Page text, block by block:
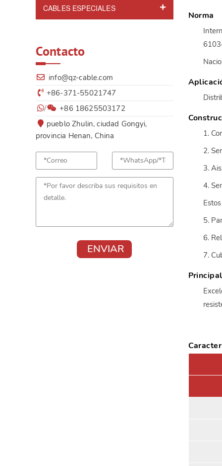
CABLES ESPECIALES
Contacto
info@qz-cable.com
+86-371-55021747
/
+86 18625503172
pueblo Zhulin, ciudad Gongyi,
provincia Henan, China
Norma
1.
2.
3.
4.
5.
6.
7.